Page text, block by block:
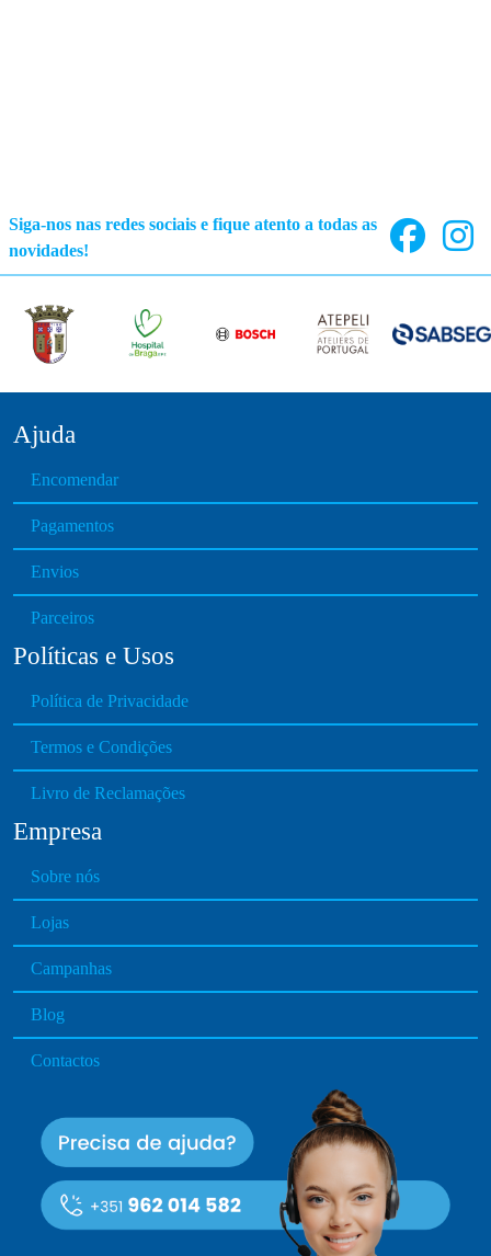
Siga-nos nas redes sociais e fique atento a todas as
novidades!
Ajuda
Encomendar
Pagamentos
Envios
Parceiros
Políticas e Usos
Política de Privacidade
Termos e Condições
Livro de Reclamações
Empresa
Sobre nós
Lojas
Campanhas
Blog
Contactos